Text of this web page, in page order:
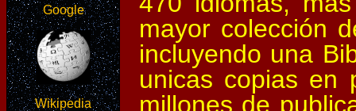
Google
Wikipedia
mayor colección
incluyendo una
unicas copias en
millones de